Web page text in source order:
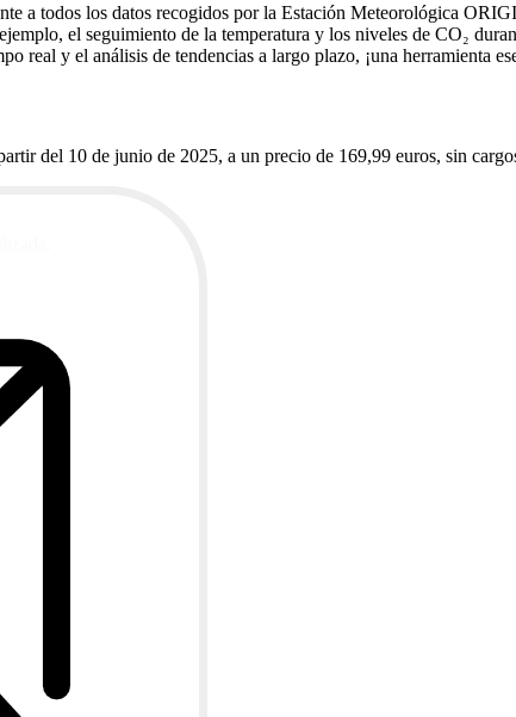
a todos los datos recogidos por la Estación Meteorológica
el seguimiento de la temperatura y los niveles de CO₂
real y el análisis de tendencias a largo plazo, ¡una herramienta
del 10 de junio de 2025, a un precio de 169,99 euros, sin